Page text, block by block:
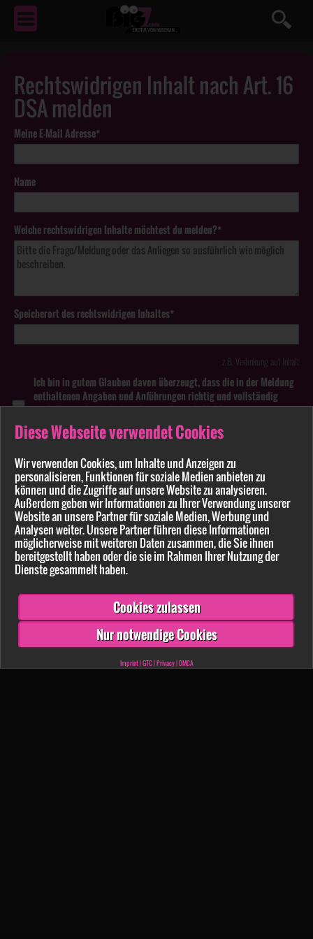
Diese Webseite verwendet Cookies
Wir verwenden Cookies, um Inhalte und Anzeigen zu
personalisieren, Funktionen für soziale Medien anbieten zu
können und die Zugriffe auf unsere Website zu analysieren.
Außerdem geben wir Informationen zu Ihrer Verwendung unserer
Website an unsere Partner für soziale Medien, Werbung und
Analysen weiter. Unsere Partner führen diese Informationen
möglicherweise mit weiteren Daten zusammen, die Sie ihnen
bereitgestellt haben oder die sie im Rahmen Ihrer Nutzung der
Dienste gesammelt haben.
Cookies zulassen
Nur notwendige Cookies
Imprint|GTC|Privacy|DMCA
EROTIKVON NEBENAN ...
Rechtswidrigen Inhalt nach Art. 16
DSA melden
Meine E-Mail Adresse*
Name
Welche rechtswidrigen Inhalte möchtest du melden?*
Speicherort des rechtswidrigen Inhaltes*
z.B. Verlinkung auf Inhalt
Ich bin in gutem Glauben davon überzeugt, dass die in der Meldung
enthaltenen Angaben und Anführungen richtig und vollständig
sind. Wissentlich falsche oder irreführende Meldungen zu
rechtswidrigen Inhalten können strafbar sein.
Pflichtfelder sind mit * markiert
Bitte beachten Sie unsereDatenschutzerklärung.